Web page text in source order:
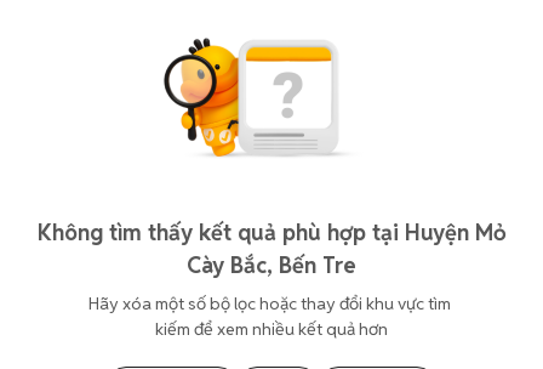
Không tìm thấy kết quả phù hợp tại Huyện Mỏ
Cày Bắc, Bến Tre
Hãy xóa một số bộ lọc hoặc thay đổi khu vực tìm
kiếm để xem nhiều kết quả hơn